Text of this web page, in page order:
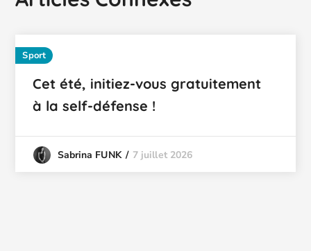
Sport
Cet été, initiez-vous gratuitement
à la self-défense !
Sabrina FUNK 7 juillet 2026